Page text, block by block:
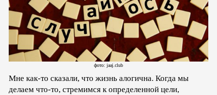
фото: jaaj.club
Мне как-то сказали, что жизнь алогична. Когда мы
делаем что-то, стремимся к определенной цели,